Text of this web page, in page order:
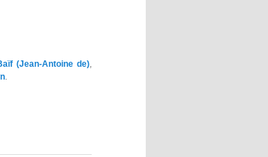
(Jean-Antoine de),
.